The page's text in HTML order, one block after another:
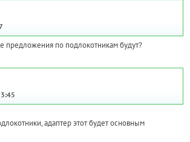
по подлокотникам будут?
адаптер этот будет основным